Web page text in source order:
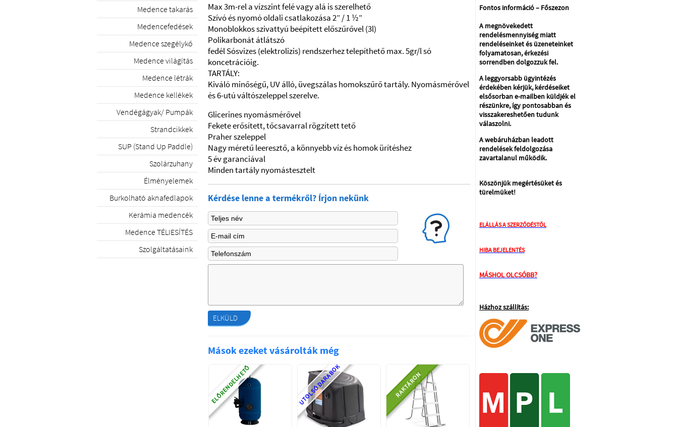
Medence takarás
Medencefedések
Medence szegélykő
Medence világítás
Medence létrák
Medence kellékek
Vendégágyak/ Pumpák
Strandcikkek
SUP (Stand Up Paddle)
Szolárzuhany
Élményelemek
Burkolható aknafedlapok
Kerámia medencék
Medence TÉLIESÍTÉS
Szolgáltatásaink
Max 3m-rel a vízszint felé vagy alá is szerelhető
Szívó és nyomó oldali csatlakozása 2” / 1 ½”
Monoblokkos szivattyú beépített előszűrővel (3l)
Polikarbonát átlátszó
fedél Sósvizes (elektrolizis) rendszerhez telepíthető max.5gr/l só
koncetrációig.
TARTÁLY:
Kiváló minőségű, UV álló, üvegszálas homokszűrő tartály. Nyomásmérővel
és 6-utú váltószeleppel szerelve.
Glicerines nyomásmérővel
Fekete erősített, tőcsavarral rögzített tető
Praher szeleppel
Nagy méretű leeresztő, a könnyebb víz és homok ürítéshez
5 év garanciával
Minden tartály nyomástesztelt
Kérdése lenne a termékről? Írjon nekünk
ELKÜLD
Mások ezeket vásárolták még
ELŐRENDELHETŐ UTOLSÓ DARABOK RAKTÁRON
Fontos információ – Főszezon
A megnövekedett
rendelésmennyiség miatt
rendeléseinket és üzeneteinket
folyamatosan, érkezési
sorrendben dolgozzuk fel.
A leggyorsabb ügyintézés
érdekében kérjük, kérdéseiket
elsősorban e-mailben küldjék el
részünkre, így pontosabban és
visszakereshetően tudunk
válaszolni.
A webáruházban leadott
rendelések feldolgozása
zavartalanul működik.
Köszönjük megértésüket és
türelmüket!
ELÁLLÁS A SZERZŐDÉSTŐL
HIBA BEJELENTÉS
MÁSHOL OLCSÓBB?
Házhoz szállítás: